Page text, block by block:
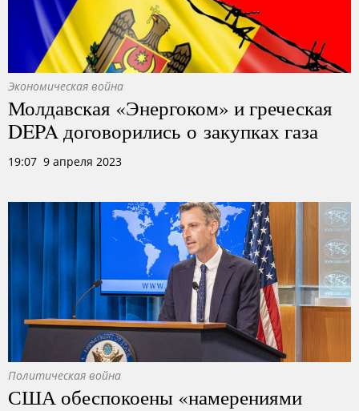
Экономическая война
Молдавская «Энергоком» и греческая
DEPA договорились о закупках газа
19:07 9 апреля 2023
Политическая война
США обеспокоены «намерениями